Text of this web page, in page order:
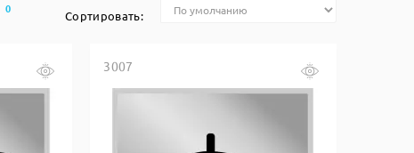
0 Сортировать:
3007